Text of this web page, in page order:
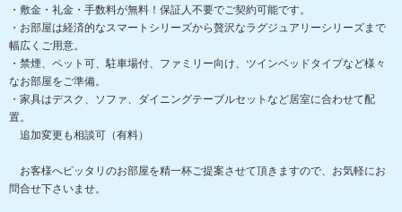
・敷金・礼金・手数料が無料！保証人不要でご契約可能です。
・お部屋は経済的なスマートシリーズから贅沢なラグジュアリーシリーズまで
幅広くご用意。
・禁煙、ペット可、駐車場付、ファミリー向け、ツインベッドタイプなど様々
なお部屋をご準備。
・家具はデスク、ソファ、ダイニングテーブルセットなど居室に合わせて配
置。
追加変更も相談可（有料）
お客様へピッタリのお部屋を精一杯ご提案させて頂きますので、お気軽にお
問合せ下さいませ。